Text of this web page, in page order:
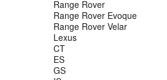
Range Rover
Range Rover Evoque
Range Rover Velar
Lexus
CT
ES
GS